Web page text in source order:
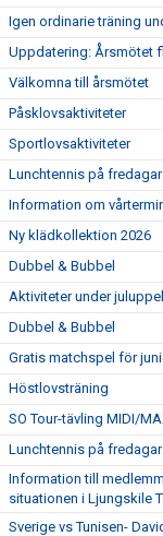
Igen ordinarie träning
Uppdatering: Årsmötet
Välkomna till årsmötet
Påsklovsaktiviteter
Sportlovsaktiviteter
Lunchtennis på
Information om
Ny klädkollektion 2026
Dubbel & Bubbel
Aktiviteter under
Dubbel & Bubbel
Gratis matchspel för
Höstlovsträning
SO Tour-tävling MIDI/
Lunchtennis på
Information till
situationen i Ljungskile
Sverige vs Tunisen-